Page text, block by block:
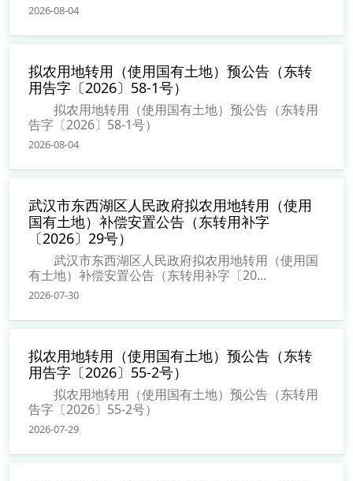
2026-08-04
拟农用地转用（使用国有土地）预公告（东转
用告字〔2026〕58-1号）
拟农用地转用（使用国有土地）预公告（东转用
告字〔2026〕58-1号）
2026-08-04
武汉市东西湖区人民政府拟农用地转用（使用
国有土地）补偿安置公告（东转用补字
〔2026〕29号）
武汉市东西湖区人民政府拟农用地转用（使用国
有土地）补偿安置公告（东转用补字〔20...
2026-07-30
拟农用地转用（使用国有土地）预公告（东转
用告字〔2026〕55-2号）
拟农用地转用（使用国有土地）预公告（东转用
告字〔2026〕55-2号）
2026-07-29